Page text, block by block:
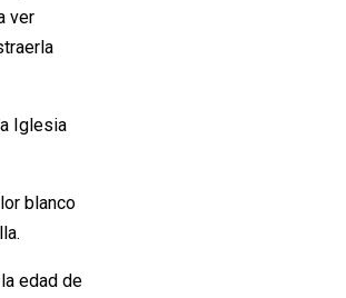
ver
Iglesia
blanco
edad de